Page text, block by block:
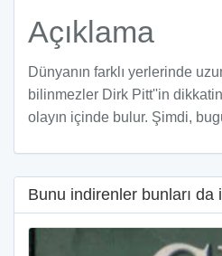
Açıklama
Dünyanın farklı yerlerinde
bilinmezler Dirk Pitt''in
olayın içinde bulur. Şimdi,
Bunu indirenler bunları da